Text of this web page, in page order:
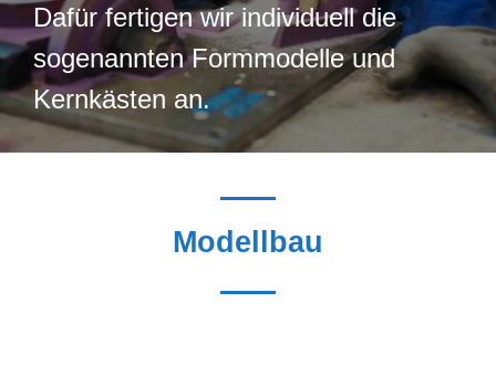
Dafür fertigen wir individuell die
sogenannten Formmodelle und
Kernkästen an.
Modellbau